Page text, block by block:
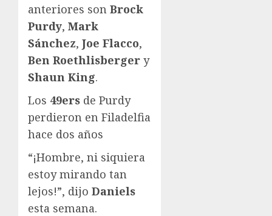
anteriores son Brock
Purdy, Mark
Sánchez, Joe Flacco,
Ben Roethlisberger y
Shaun King.
Los 49ers de Purdy
perdieron en Filadelfia
hace dos años
“¡Hombre, ni siquiera
estoy mirando tan
lejos!”, dijo Daniels
esta semana.